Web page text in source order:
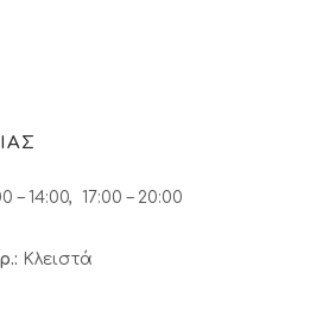
– 14:00, 17:00 – 20:00
Κλειστά